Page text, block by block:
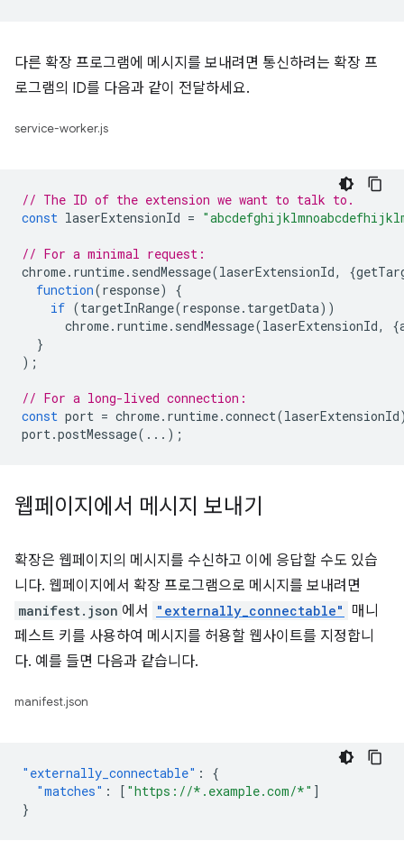
다른 확장 프로그램에 메시지를 보내려면 통신하려는 확장 프
로그램의 ID를 다음과 같이 전달하세요.
service-worker.js
// The ID of the extension we want to talk to.
const laserExtensionId =
// For a minimal request:
chrome. runtime. sendMessage(laserExtensionId, {
function(response)
{
if (targetInRange(response. targetData))
chrome. runtime. sendMessage(laserExtensionId, {
}
);
// For a long-lived connection:
const port = chrome. runtime.connect(laserExtensionId
port.postMessage(...);
웹페이지에서 메시지 보내기
확장은 웹페이지의 메시지를 수신하고 이에 응답할 수도 있습
니다. 웹페이지에서 확장 프로그램으로 메시지를 보내려면
manifest.json 에서 "externally_connectable"
매니
페스트 키를 사용하여 메시지를 허용할 웹사이트를 지정합니
다. 예를 들면 다음과 같습니다.
manifest.json
"externally_connectable" :
{
"matches" : [ "https://*.example.com/*" ]
}